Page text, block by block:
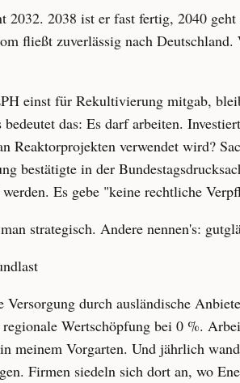
2038 ist er fast fertig, 2040
fließt zuverlässig nach
einst für Rekultivierung mitgab,
das: Es darf arbeiten.
Reaktorprojekten verwendet wird?
bestätigte in der
Es gebe "keine rechtliche
strategisch. Andere nennen's:
durch ausländische
Wertschöpfung bei 0 %.
meinem Vorgarten. Und jährlich
Firmen siedeln sich dort an, wo